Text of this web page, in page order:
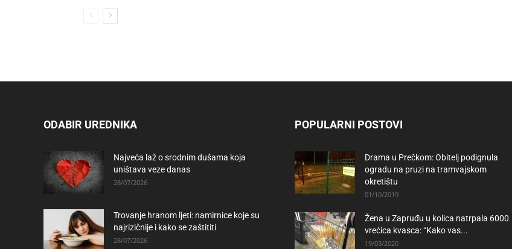
ODABIR UREDNIKA
Najveća laž o srodnim dušama koja
uništava veze danas
28/07/2026
Trovanje hranom ljeti: namirnice koje su
najrizičnije i kako se zaštititi
28/07/2026
POPULARNI POSTOVI
Drama u Prečkom: Obitelj podignula
ogradu na pruzi na tramvajskom
okretištu
01/10/2019
Žena u Zapruđu u kolica natrpala 6000
vrećica kvasca: “Kako vas...
19/03/2020